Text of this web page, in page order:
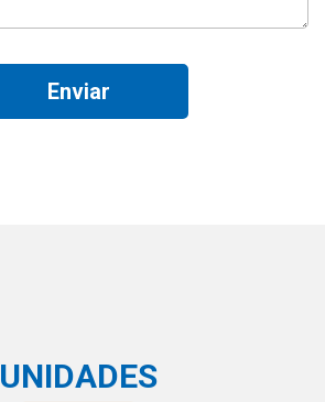
Enviar
UNIDADES